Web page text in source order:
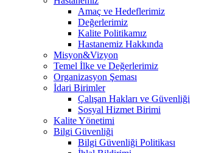
Amaç ve Hedeflerimiz
Değerlerimiz
Kalite Politikamız
Hastanemiz Hakkında
Misyon&Vizyon
Temel İlke ve Değerlerimiz
Organizasyon Şeması
İdari Birimler
Çalışan Hakları ve Güvenliği
Sosyal Hizmet Birimi
Kalite Yönetimi
Bilgi Güvenliği
Bilgi Güvenliği Politikası